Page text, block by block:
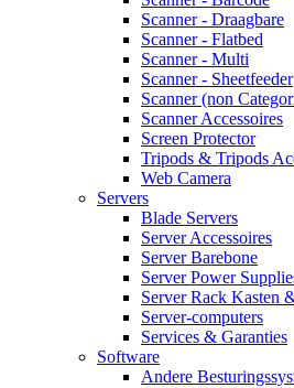
Scanner - Draagbare
Scanner - Flatbed
Scanner - Multi
Scanner - Sheetfeeder
Scanner (non
Scanner Accessoires
Screen Protector
Tripods & Tripods
Web Camera
Servers
Blade Servers
Server Accessoires
Server Barebone
Server Power
Server Rack Kasten
Server-computers
Services & Garanties
Software
Andere